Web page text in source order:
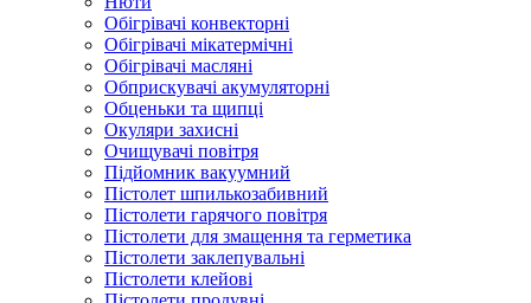
Обігрівачі конвекторні
Обігрівачі мікатермічні
Обігрівачі масляні
Обприскувачі акумуляторні
Обценьки та щипці
Окуляри захисні
Очищувачі повітря
Підйомник вакуумний
Пістолет шпилькозабивний
Пістолети гарячого повітря
Пістолети для змащення та герметика
Пістолети заклепувальні
Пістолети клейові